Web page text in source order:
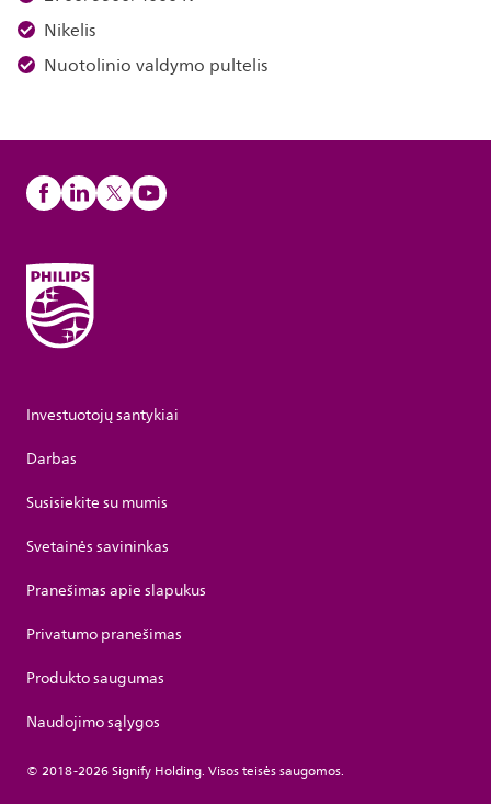
Nikelis
Nuotolinio valdymo pultelis
Investuotojų santykiai
Darbas
Susisiekite su mumis
Svetainės savininkas
Pranešimas apie slapukus
Privatumo pranešimas
Produkto saugumas
Naudojimo sąlygos
© 2018-2026 Signify Holding. Visos teisės saugomos.